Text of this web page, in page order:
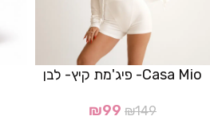
Casa Mio- פיג'מת קיץ- לבן
₪149
₪99